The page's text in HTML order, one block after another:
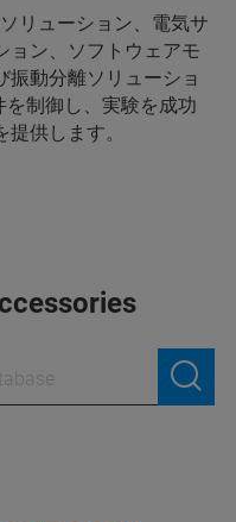
リューション、電気サ
ョン、ソフトウェアモ
振動分離ソリューショ
を制御し、実験を成功
供します。